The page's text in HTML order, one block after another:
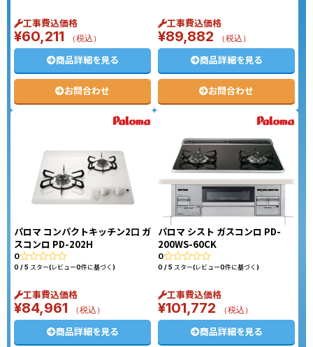
工事費込価格
¥60,211 （税込）
商品詳細を見る
お問合わせ
工事費込価格
¥89,882 （税込）
商品詳細を見る
お問合わせ
パロマ コンパクトキッチン2口 ガ
スコンロ PD-202H
0
0 / 5 スター(レビュー0件に基づく)
工事費込価格
¥84,961 （税込）
商品詳細を見る
パロマ シスト ガスコンロ PD-
200WS-60CK
0
0 / 5 スター(レビュー0件に基づく)
工事費込価格
¥101,772 （税込）
商品詳細を見る